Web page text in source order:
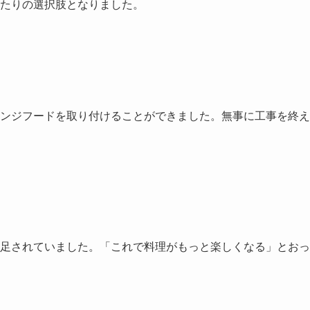
りの選択肢となりました。
ジフードを取り付けることができました。無事に工事を終
されていました。「これで料理がもっと楽しくなる」とお